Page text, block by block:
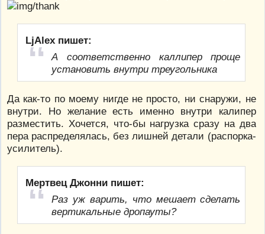
LjAlex пишет:
А соответственно каллипер проще
установить внутри треугольника
Да как-то по моему нигде не просто, ни снаружи, не
внутри. Но желание есть именно внутри калипер
разместить. Хочется, что-бы нагрузка сразу на два
пера распределялась, без лишней детали (распорка-
усилитель).
Мертвец Джонни пишет:
Раз уж варить, что мешает сделать
вертикальные дропауты?